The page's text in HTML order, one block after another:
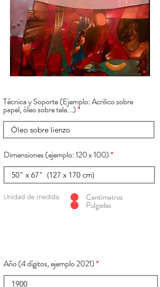
Técnica y Soporte (Ejemplo: Acrilico sobre
papel, óleo sobre tela...)
Dimensiones (ejemplo: 120 x 100)
Unidad de medida Centímetros
Pulgadas
Año (4 dígitos, ejemplo 2021)